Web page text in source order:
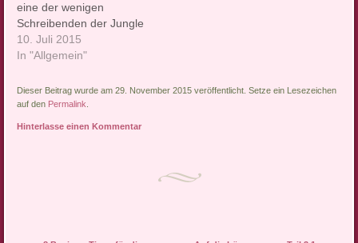
eine der wenigen
Schreibenden der Jungle
World ist, bei deren Texten
ich nicht sofort wütend
Volkmann, Musikjournalist
10. Juli 2015
In "Allgemein"
Dieser Beitrag wurde am 29. November 2015 veröffentlicht. Setze ein Lesezeichen
auf den Permalink
Hinterlasse einen Kommentar